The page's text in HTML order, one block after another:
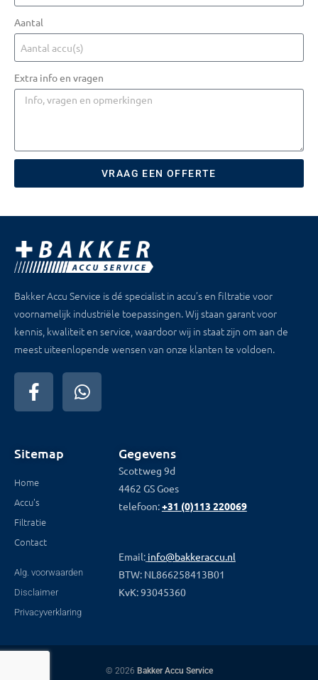
Aantal
Extra info en vragen
VRAAG EEN OFFERTE
Bakker Accu Service is dé specialist in accu’s en filtratie voor
voornamelijk industriële toepassingen. Wij staan garant voor
kennis, kwaliteit en service, waardoor wij in staat zijn om aan de
meest uiteenlopende wensen van onze klanten te voldoen.
Sitemap
Home
Accu's
Filtratie
Contact
Alg. voorwaarden
Disclaimer
Privacyverklaring
Gegevens
Scottweg 9d
4462 GS Goes
telefoon:+31 (0)113 220069
Email: info@bakkeraccu.nl
BTW: NL866258413B01
KvK: 93045360
© 2026 Bakker Accu Service